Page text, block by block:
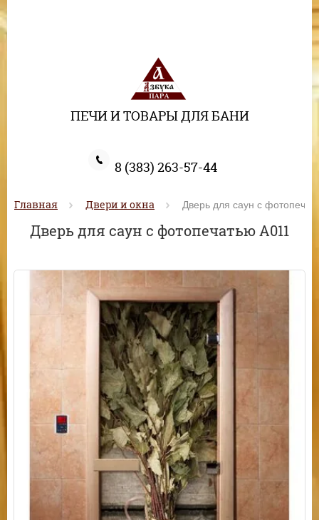
ПЕЧИ И ТОВАРЫ ДЛЯ БАНИ
8 (383) 263-57-44
Главная Двери и окна Дверь для саун с
Дверь для саун с фотопечатью А011